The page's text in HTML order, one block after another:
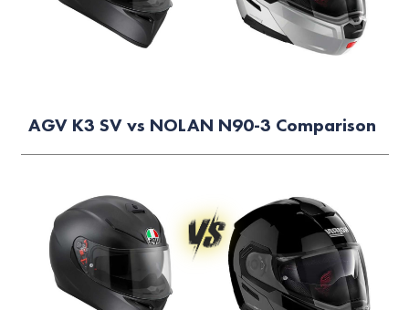
AGV K3 SV vs NOLAN N90-3 Comparison